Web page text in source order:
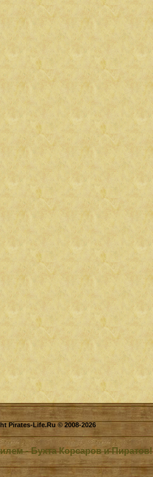
Pirates-Life.Ru © 2008-2026
- Бухта Корсаров и Пиратов!